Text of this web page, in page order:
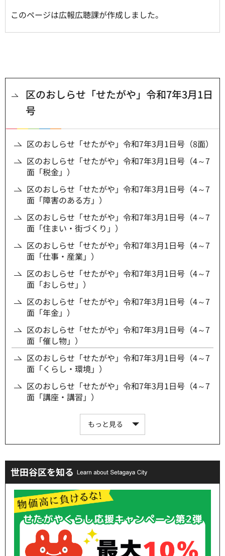
このページは広報広聴課が作成しました。
区のおしらせ「せたがや」令和7年3月1日
号
区のおしらせ「せたがや」令和7年3月1日号（8面）
区のおしらせ「せたがや」令和7年3月1日号（4～7
面「税金」）
区のおしらせ「せたがや」令和7年3月1日号（4～7
面「障害のある方」）
区のおしらせ「せたがや」令和7年3月1日号（4～7
面「住まい・街づくり」）
区のおしらせ「せたがや」令和7年3月1日号（4～7
面「仕事・産業」）
区のおしらせ「せたがや」令和7年3月1日号（4～7
面「おしらせ」）
区のおしらせ「せたがや」令和7年3月1日号（4～7
面「年金」）
区のおしらせ「せたがや」令和7年3月1日号（4～7
面「催し物」）
区のおしらせ「せたがや」令和7年3月1日号（4～7
面「くらし・環境」）
区のおしらせ「せたがや」令和7年3月1日号（4～7
面「講座・講習」）
もっと見る
世田谷区を知る